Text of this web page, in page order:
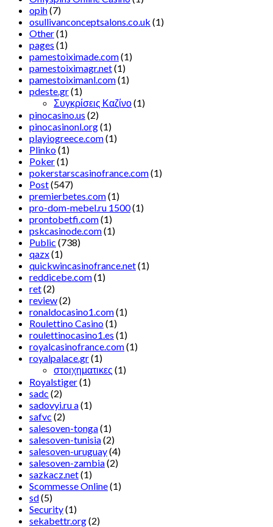
opih(7)
osullivanconceptsalons.co.uk (1)
Other(1)
pages (1)
pamestoiximade.com(1)
pamestoiximagr.net(1)
pamestoiximanl.com(1)
pdeste.gr(1)
Συγκρίσεις Καζίνο(1)
pinocasino.us (2)
pinocasinonl.org(1)
playiogreece.com(1)
Plinko(1)
Poker(1)
pokerstarscasinofrance.com(1)
Post(547)
premierbetes.com(1)
pro-dom-mebel.ru 1500(1)
prontobetfi.com(1)
pskcasinode.com(1)
Public (738)
qazx(1)
quickwincasinofrance.net(1)
reddicebe.com(1)
ret(2)
review(2)
ronaldocasino1.com(1)
Roulettino Casino(1)
roulettinocasino1.es (1)
royalcasinofrance.com(1)
royalpalace.gr(1)
στοιχηματικες (1)
Royalstiger(1)
sadc (2)
sadovyi.ru a(1)
safvc (2)
salesoven-tonga(1)
salesoven-tunisia(2)
salesoven-uruguay(4)
salesoven-zambia(2)
sazkacz.net(1)
Scommesse Online(1)
sd(5)
Security(1)
sekabettr.org(2)